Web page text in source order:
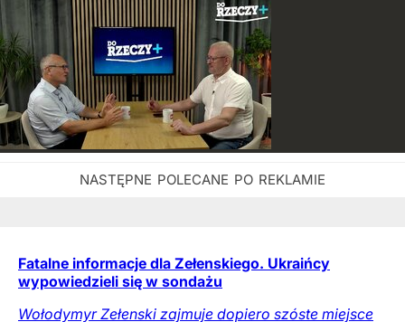
Fatalne informacje dla Zełenskiego. Ukraińcy
wypowiedzieli się w sondażu
Wołodymyr Zełenski zajmuje dopiero szóste miejsce